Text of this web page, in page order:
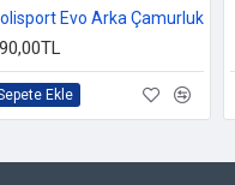
Evo Arka Çamurluk
Ekle